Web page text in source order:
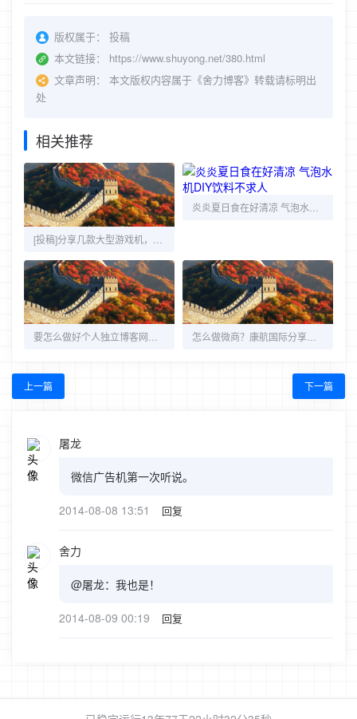
版权属于：
投稿
本文链接：
https://www.shuyong.net/380.html
文章声明：
本文版权内容属于《舍力博客》转载请标明出
处
相关推荐
上一篇 下一篇
屠龙
微信广告机第一次听说。
2014-08-08 13:51 回复
舍力
@屠龙：我也是！
2014-08-09 00:19 回复